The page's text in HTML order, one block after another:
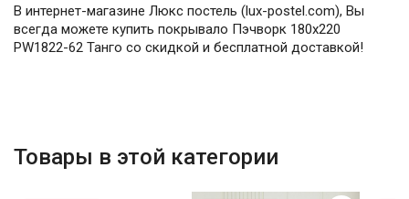
В интернет-магазине Люкс постель (lux-postel.com), Вы
всегда можете купить покрывало Пэчворк 180х220
PW1822-62 Танго со скидкой и бесплатной доставкой!
Товары в этой категории